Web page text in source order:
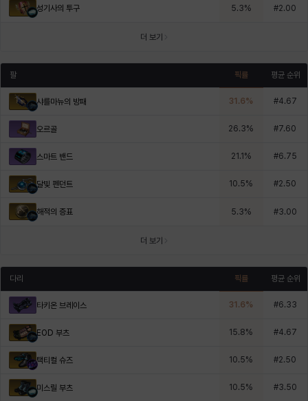
성기사의 투구 5.3% #2.00
더 보기
팔 픽률 평균 순위
샤를마뉴의 방패 31.6% #4.67
오르골 26.3% #7.60
스마트 밴드 21.1 % #6.75
달빛 펜던트 10.5% #2.50
해적의 증표 5.3% #3.00
더 보기
다리 픽률 평균 순위
타키온 브레이스 31.6% #6.33
EOD 부츠 15.8% #4.67
택티컬 슈즈 10.5% #2.50
미스릴 부츠 10.5% #3.50